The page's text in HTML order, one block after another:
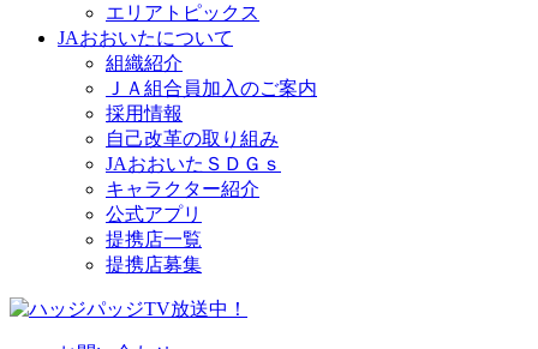
エリアトピックス
JAおおいたについて
組織紹介
ＪＡ組合員加入のご案内
採用情報
自己改革の取り組み
JAおおいたＳＤＧｓ
キャラクター紹介
公式アプリ
提携店一覧
提携店募集